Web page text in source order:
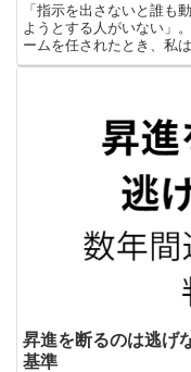
「指示を出さないと誰も
ようとする人がいない」
ームを任されたとき、私
求めても、返ってくるの
昇進を断るのは逃げ
基準